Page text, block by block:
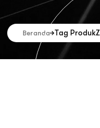
Beranda Tag Produk